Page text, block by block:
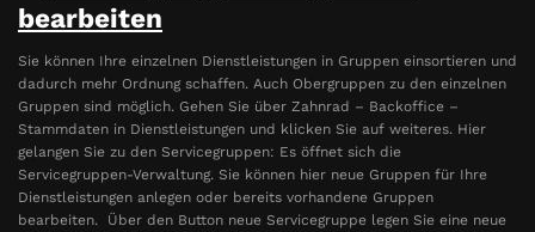
bearbeiten
Sie können Ihre einzelnen Dienstleistungen in Gruppen einsortieren und
dadurch mehr Ordnung schaffen. Auch Obergruppen zu den einzelnen
Gruppen sind möglich. Gehen Sie über Zahnrad – Backoffice –
Stammdaten in Dienstleistungen und klicken Sie auf weiteres. Hier
gelangen Sie zu den Servicegruppen: Es öffnet sich die
Servicegruppen-Verwaltung. Sie können hier neue Gruppen für Ihre
Dienstleistungen anlegen oder bereits vorhandene Gruppen
bearbeiten. Über den Button neue Servicegruppe legen Sie eine neue